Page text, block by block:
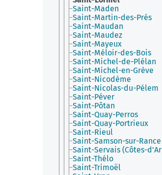
Saint-Maden
Saint-Martin-des-Prés
Saint-Maudan
Saint-Maudez
Saint-Mayeux
Saint-Méloir-des-Bois
Saint-Michel-de-Plélan
Saint-Michel-en-Grève
Saint-Nicodème
Saint-Nicolas-du-Pélem
Saint-Péver
Saint-Pôtan
Saint-Quay-Perros
Saint-Quay-Portrieux
Saint-Rieul
Saint-Samson-sur-Rance
Saint-Servais (Côtes-
Saint-Thélo
Saint-Trimoël